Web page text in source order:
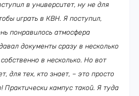
в университет, ну не для
играть в КВН. Я поступил,
понравилось атмосфера
документы сразу в несколько
в несколько. Но вот
для тех, кто знает, – это просто
Практически кампус такой. Я туда